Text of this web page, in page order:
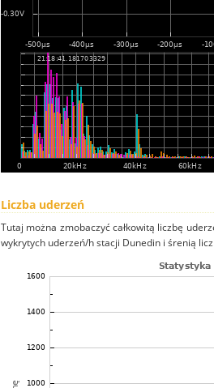
Liczba uderzeń
Tutaj można zmobaczyć całkowitą liczbę
wykrytych uderzeń/h stacji Dunedin i śrenią